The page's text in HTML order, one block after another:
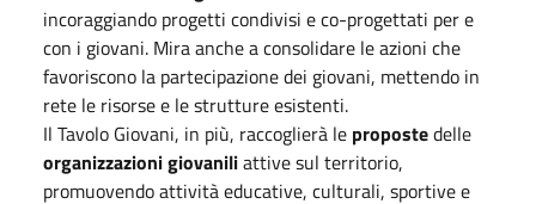
incoraggiando progetti condivisi e co-progettati per e
con i giovani. Mira anche a consolidare le azioni che
favoriscono la partecipazione dei giovani, mettendo in
rete le risorse e le strutture esistenti.
Il Tavolo Giovani, in più, raccoglierà le propostedelle
organizzazioni giovaniliattive sul territorio,
promuovendo attività educative, culturali, sportive e